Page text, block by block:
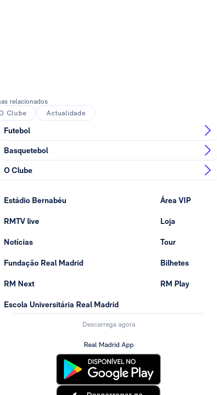
relacionados
Clube
Actualidade
Futebol
Basquetebol
O Clube
Estádio Bernabéu
RMTV live
Notícias
Fundação Real Madrid
RM Next
Escola Universitária Real Madrid
Área VIP
Loja
Tour
Bilhetes
RM Play
Descarrega agora
Real Madrid App